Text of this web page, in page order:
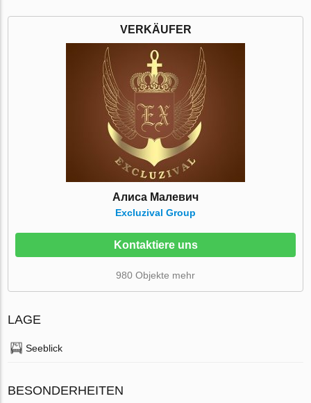
VERKÄUFER
Алиса Малевич
Excluzival Group
Kontaktiere uns
980 Objekte mehr
LAGE
Seeblick
BESONDERHEITEN